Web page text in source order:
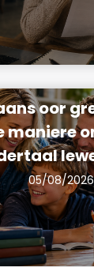
oor
maniere
05/08/2026